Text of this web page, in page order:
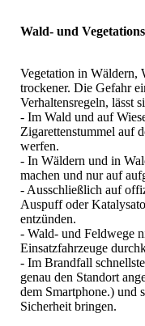
Wald- und
Vegetation in Wäldern,
trockener. Die Gefahr
Verhaltensregeln, lässt
- Im Wald und auf
Zigarettenstummel auf
werfen.
- In Wäldern und in
machen und nur auf
- Ausschließlich auf
Auspuff oder
entzünden.
- Wald- und Feldwege
Einsatzfahrzeuge
- Im Brandfall
genau den Standort
dem Smartphone.) und
Sicherheit bringen.